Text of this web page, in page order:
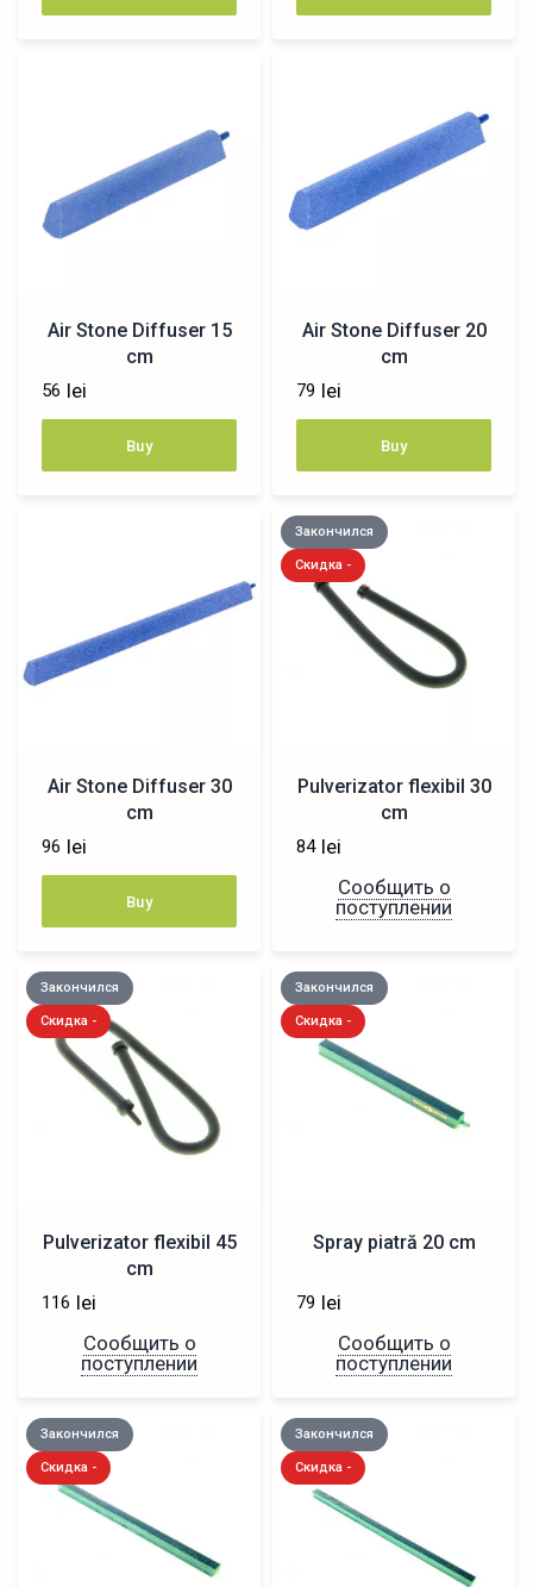
Air Stone Diffuser 15
cm
56 lei
Buy
Air Stone Diffuser 20
cm
79 lei
Buy
Air Stone Diffuser 30
cm
96 lei
Buy
Закончился
Скидка -
Pulverizator flexibil 30
cm
84 lei
Сообщить о
поступлении
Закончился
Скидка -
Pulverizator flexibil 45
cm
116 lei
Сообщить о
поступлении
Закончился
Скидка -
Spray piatră 20 cm
79 lei
Сообщить о
поступлении
Закончился
Скидка -
Закончился
Скидка -